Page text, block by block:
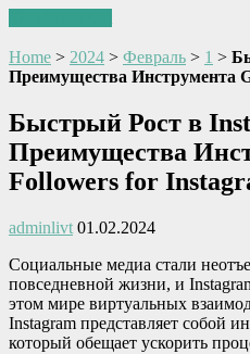
Home > 2024 > Февраль > 1 >
Преимущества Инструмента
Быстрый Рост в
Преимущества
Followers for
adminlivt 01.02.2024
Социальные медиа стали
повседневной жизни, и
этом мире виртуальных
Instagram представляет собой
который обещает ускорить